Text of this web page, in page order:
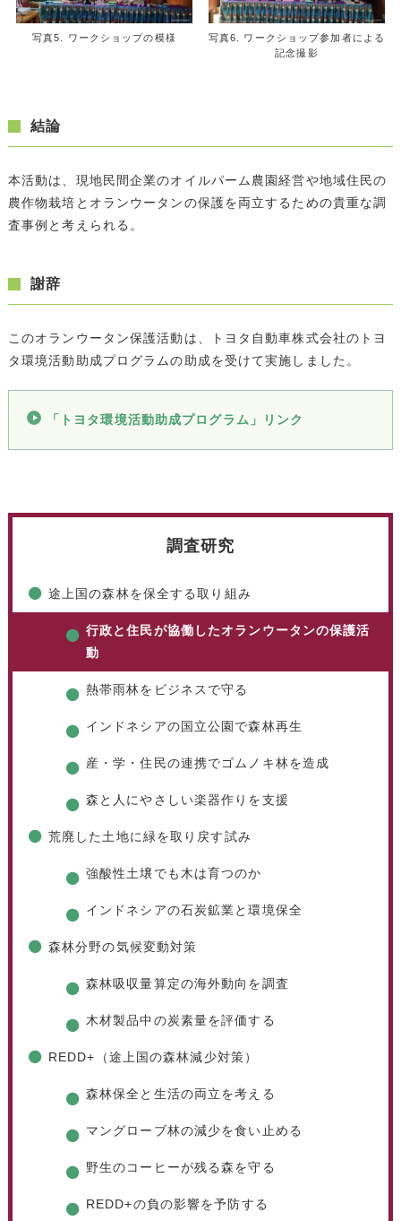
写真5. ワークショップの模様
写真6. ワークショップ参加者による
記念撮影
結論
本活動は、現地民間企業のオイルパーム農園経営や地域住民の
農作物栽培とオランウータンの保護を両立するための貴重な調
査事例と考えられる。
謝辞
このオランウータン保護活動は、トヨタ自動車株式会社のトヨ
タ環境活動助成プログラムの助成を受けて実施しました。
「トヨタ環境活動助成プログラム」リンク
調査研究
途上国の森林を保全する取り組み
行政と住民が協働したオランウータンの保護活
動
熱帯雨林をビジネスで守る
インドネシアの国立公園で森林再生
産・学・住民の連携でゴムノキ林を造成
森と人にやさしい楽器作りを支援
荒廃した土地に緑を取り戻す試み
強酸性土壌でも木は育つのか
インドネシアの石炭鉱業と環境保全
森林分野の気候変動対策
森林吸収量算定の海外動向を調査
木材製品中の炭素量を評価する
REDD+（途上国の森林減少対策）
森林保全と生活の両立を考える
マングローブ林の減少を食い止める
野生のコーヒーが残る森を守る
REDD+の負の影響を予防する